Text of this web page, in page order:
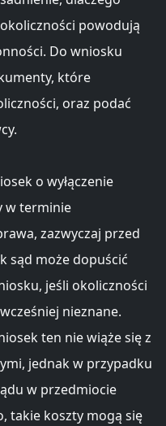
powodują
Do wniosku
które
oraz podać
o wyłączenie
w terminie
zazwyczaj przed
sąd może dopuścić
jeśli okoliczności
nieznane.
ten nie wiąże się z
jednak w przypadku
w przedmiocie
takie koszty mogą się